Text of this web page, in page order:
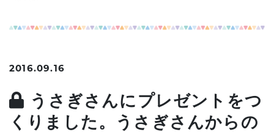
2016.09.16
うさぎさんにプレゼントをつ
くりました。うさぎさんからの